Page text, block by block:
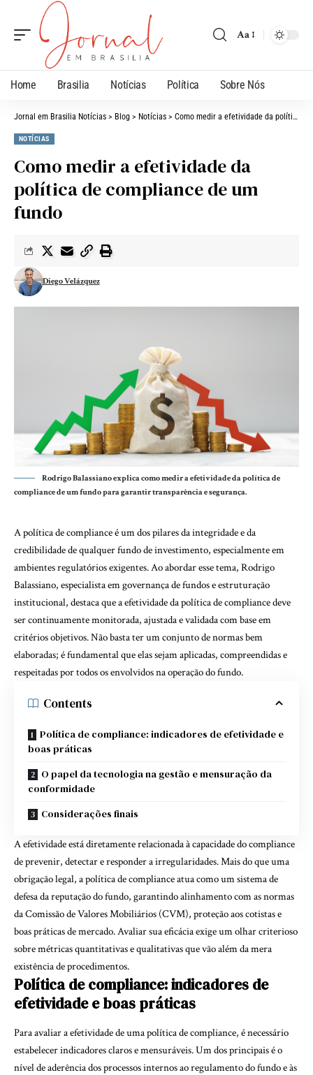
Aa
Home Brasilia Notícias Política Sobre Nós
Jornal em Brasilia Notícias > Blog > Notícias > Como medir a efetividade da política de compliance de um fundo
NOTÍCIAS
Como medir a efetividade da
política de compliance de um
fundo
Diego Velázquez
Rodrigo Balassiano explica como medir a efetividade da política de
compliance de um fundo para garantir transparência e segurança.
A política de compliance é um dos pilares da integridade e da
credibilidade de qualquer fundo de investimento, especialmente em
ambientes regulatórios exigentes. Ao abordar esse tema, Rodrigo
Balassiano, especialista em governança de fundos e estruturação
institucional, destaca que a efetividade da política de compliance deve
ser continuamente monitorada, ajustada e validada com base em
critérios objetivos. Não basta ter um conjunto de normas bem
elaboradas; é fundamental que elas sejam aplicadas, compreendidas e
respeitadas por todos os envolvidos na operação do fundo.
Contents
Política de compliance: indicadores de efetividade e
boas práticas
O papel da tecnologia na gestão e mensuração da
conformidade
Considerações finais
A efetividade está diretamente relacionada à capacidade do compliance
de prevenir, detectar e responder a irregularidades. Mais do que uma
obrigação legal, a política de compliance atua como um sistema de
defesa da reputação do fundo, garantindo alinhamento com as normas
da Comissão de Valores Mobiliários (CVM), proteção aos cotistas e
boas práticas de mercado. Avaliar sua eficácia exige um olhar criterioso
sobre métricas quantitativas e qualitativas que vão além da mera
existência de procedimentos.
Política de compliance: indicadores de
efetividade e boas práticas
Para avaliar a efetividade de uma política de compliance, é necessário
estabelecer indicadores claros e mensuráveis. Um dos principais é o
nível de aderência dos processos internos ao regulamento do fundo e às